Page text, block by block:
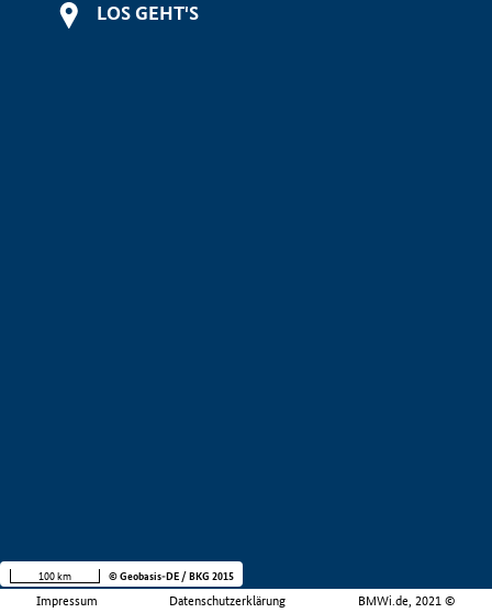
LOS GEHT'S
Impressum Datenschutzerklärung BMWi.de, 2021 ©
100 km © Geobasis-DE / BKG 2015